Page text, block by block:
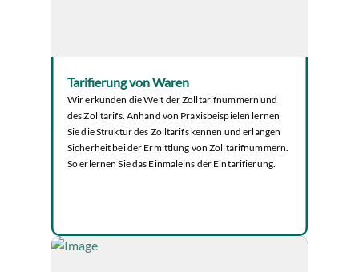
Tarifierung von Waren
Wir erkunden die Welt der Zolltarifnummern und
des Zolltarifs. Anhand von Praxisbeispielen lernen
Sie die Struktur des Zolltarifs kennen und erlangen
Sicherheit bei der Ermittlung von Zolltarifnummern.
So erlernen Sie das Einmaleins der Eintarifierung.